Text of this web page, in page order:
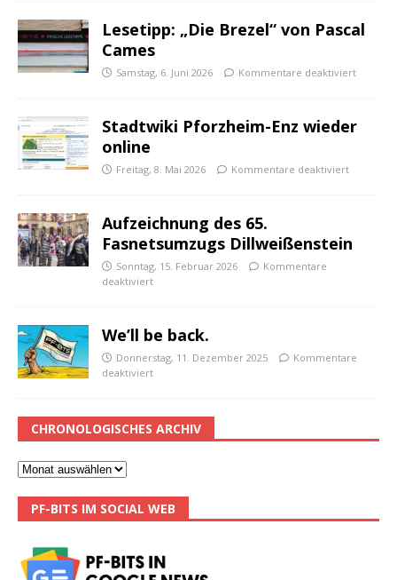
Lesetipp: „Die Brezel“ von Pascal
Cames
Samstag, 6. Juni 2026 Kommentare deaktiviert
Stadtwiki Pforzheim-Enz wieder
online
Freitag, 8. Mai 2026 Kommentare deaktiviert
Aufzeichnung des 65.
Fasnetsumzugs Dillweißenstein
Sonntag, 15. Februar 2026
Kommentare
deaktiviert
We’ll be back.
Donnerstag, 11. Dezember 2025
Kommentare
deaktiviert
CHRONOLOGISCHES ARCHIV
PF-BITS IM SOCIAL WEB